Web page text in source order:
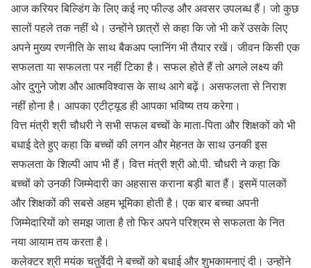
आज करियर बिल्डिंग के लिए कई नए फील्ड और अवसर उपलब्ध हैं। जो कुछ
सालों पहले तक नहीं थे। उन्होंने छात्रों से कहा कि जो भी करें उसके लिए
अपने मुख्य रणनीति के साथ बैकअप प्लानिंग भी तैयार रखें। जीवन किसी एक
सफलता या सफलता पर नहीं टिका है। सफल होते हैं तो अगले लक्ष्य की
ओर दुगुने जोश और आत्मविश्वास के साथ आगे बढ़ें। असफलता से निराश
नहीं होना है। आपका एटीट्यूड ही आपका भविष्य तय करेगा।
वित्त मंत्री श्री चौधरी ने सभी सफल बच्चों के माता-पिता और शिक्षकों को भी
बधाई देते हुए कहा कि बच्चों की लगन और मेहनत के साथ उनकी इस
सफलता के शिल्पी आप भी हैं। वित्त मंत्री श्री ओ.पी. चौधरी ने कहा कि
बच्चों को उनकी जिम्मेदारी का अहसास कराना बड़ी बात हैं। इसमें पालकों
और शिक्षकों की सबसे अहम भूमिका होती है। एक बार बच्चा अपनी
जिम्मेदारियों को समझ जाता है तो फिर अपने परिश्रम से सफलता के नित
नया आयाम तय करता है।
कलेक्टर श्री मयंक चतुर्वेदी ने बच्चों को बधाई और शुभकामनाएं दी। उन्होंने